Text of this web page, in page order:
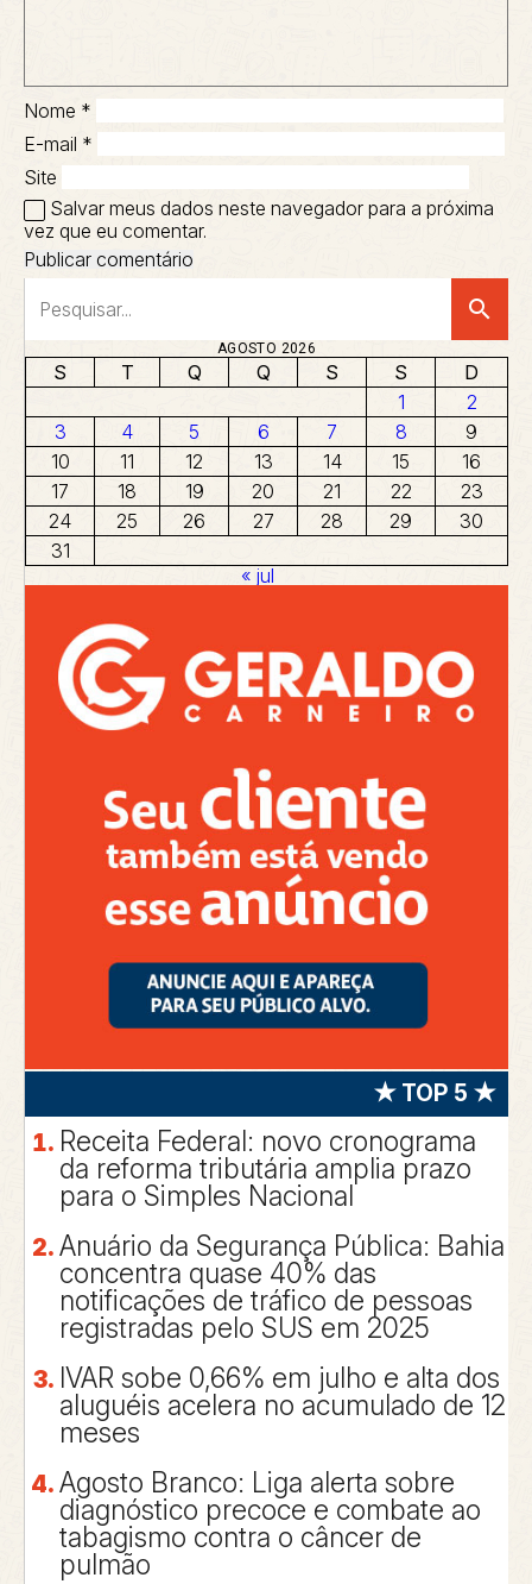
Nome *
E-mail *
Site
Salvar meus dados neste navegador para a próxima
vez que eu comentar.
search
AGOSTO 2026
S T Q Q S S
D
1
2
3
4 5 6 7 8
9
10
11 12 13 14 15
16
17
18 19 20 21 22
23
24
25 26 27 28 29
30
31
« jul
★ TOP 5 ★
Receita Federal: novo cronograma
da reforma tributária amplia prazo
para o Simples Nacional
Anuário da Segurança Pública: Bahia
concentra quase 40% das
notificações de tráfico de pessoas
registradas pelo SUS em 2025
IVAR sobe 0,66% em julho e alta dos
aluguéis acelera no acumulado de 12
meses
Agosto Branco: Liga alerta sobre
diagnóstico precoce e combate ao
tabagismo contra o câncer de
pulmão